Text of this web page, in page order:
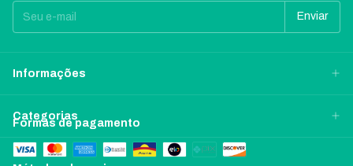
Informações
Categorias
Formas de pagamento